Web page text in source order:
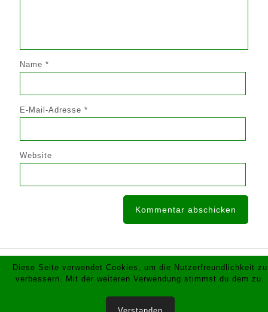
Name *
E-Mail-Adresse *
Website
© 2019 Schützenverein Haselünnerstraße Lingen. All
Rights Reserved.
Impressum & Datenschutz
Diese Seite verwendet Cookies, um die Nutzerfreundlichkeit zu
verbessern. Mit der weiteren Verwendung stimmst du dem zu.